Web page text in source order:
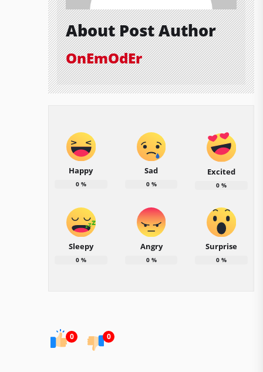
About Post Author
OnEmOdEr
Happy
0%
Sad
0%
Excited
0 %
Sleepy
0%
Angry
0%
Surprise
0 %
0 0